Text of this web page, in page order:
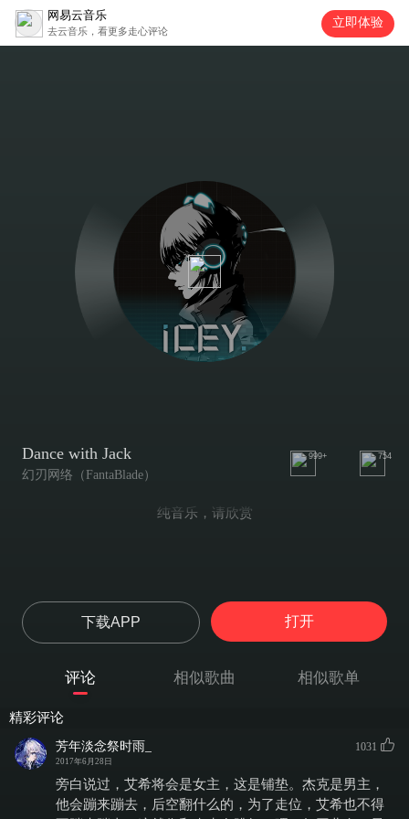
网易云音乐
去云音乐，看更多走心评论
立即体验
Dance with Jack
幻刃网络（FantaBlade）
999+ 754
纯音乐，请欣赏
下载APP 打开
评论 相似歌曲 相似歌单
精彩评论
芳年淡念祭时雨_
2017年6月28日
1031
旁白说过，艾希将会是女主，这是铺垫。杰克是男主，
他会蹦来蹦去，后空翻什么的，为了走位，艾希也不得